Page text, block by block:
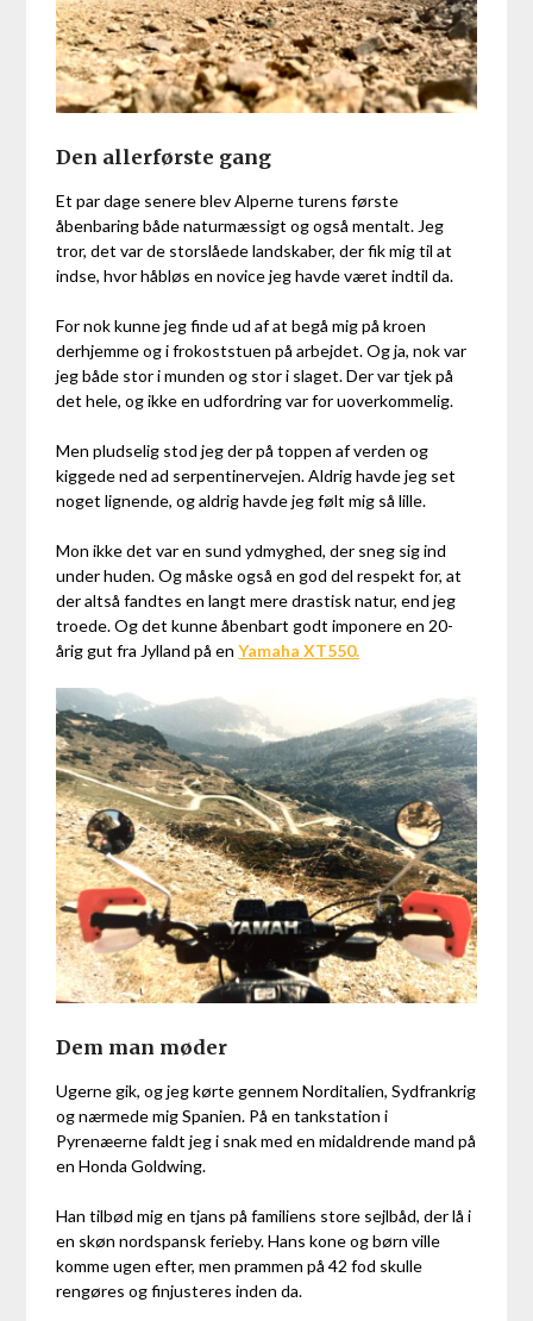
Den allerførste gang
Et par dage senere blev Alperne turens første
åbenbaring både naturmæssigt og også mentalt. Jeg
tror, det var de storslåede landskaber, der fik mig til at
indse, hvor håbløs en novice jeg havde været indtil da.
For nok kunne jeg finde ud af at begå mig på kroen
derhjemme og i frokoststuen på arbejdet. Og ja, nok var
jeg både stor i munden og stor i slaget. Der var tjek på
det hele, og ikke en udfordring var for uoverkommelig.
Men pludselig stod jeg der på toppen af verden og
kiggede ned ad serpentinervejen. Aldrig havde jeg set
noget lignende, og aldrig havde jeg følt mig så lille.
Mon ikke det var en sund ydmyghed, der sneg sig ind
under huden. Og måske også en god del respekt for, at
der altså fandtes en langt mere drastisk natur, end jeg
troede. Og det kunne åbenbart godt imponere en 20-
årig gut fra Jylland på enYamaha XT550.
Dem man møder
Ugerne gik, og jeg kørte gennem Norditalien, Sydfrankrig
og nærmede mig Spanien. På en tankstation i
Pyrenæerne faldt jeg i snak med en midaldrende mand på
en Honda Goldwing.
Han tilbød mig en tjans på familiens store sejlbåd, der lå i
en skøn nordspansk ferieby. Hans kone og børn ville
komme ugen efter, men prammen på 42 fod skulle
rengøres og finjusteres inden da.